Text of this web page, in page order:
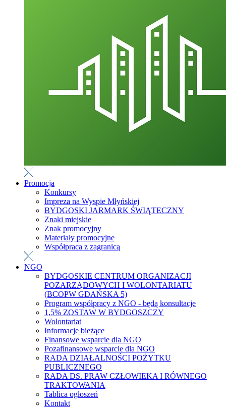
Promocja
Konkursy
Impreza na Wyspie Młyńskiej
BYDGOSKI JARMARK ŚWIĄTECZNY
Znaki miejskie
Znak promocyjny
Materiały promocyjne
Współpraca z zagranicą
NGO
BYDGOSKIE CENTRUM ORGANIZACJI
POZARZĄDOWYCH I WOLONTARIATU
(BCOPW GDAŃSKA 5)
Program współpracy z NGO - będą konsultacje
1,5% ZOSTAW W BYDGOSZCZY
Wolontariat
Informacje bieżące
Finansowe wsparcie dla NGO
Pozafinansowe wsparcie dla NGO
RADA DZIAŁALNOŚCI POŻYTKU
PUBLICZNEGO
RADA DS. PRAW CZŁOWIEKA I RÓWNEGO
TRAKTOWANIA
Tablica ogłoszeń
Kontakt